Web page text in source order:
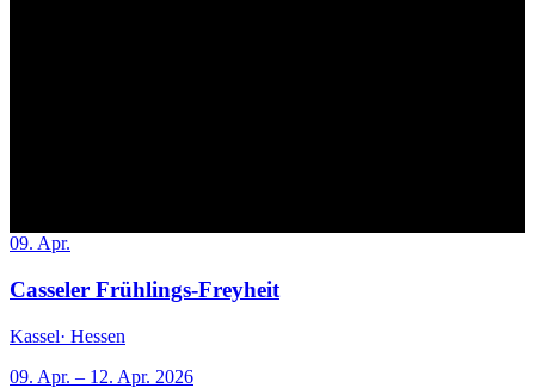
09. Apr.
Casseler Frühlings-Freyheit
Kassel· Hessen
09. Apr. – 12. Apr. 2026